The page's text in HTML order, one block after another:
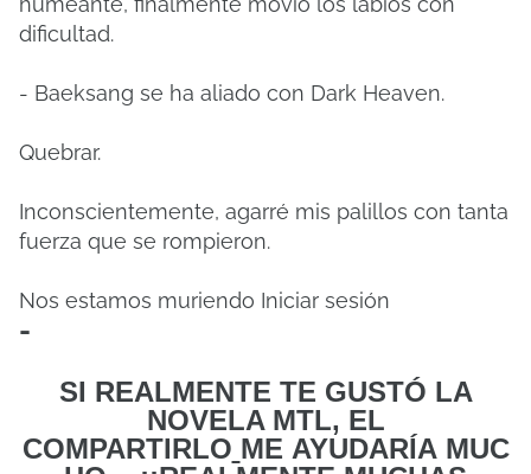
dificultad.
- Baeksang se ha aliado con Dark Heaven.
Quebrar.
Inconscientemente, agarré mis palillos con tanta
fuerza que se rompieron.
Nos estamos muriendo Iniciar sesión
-
SI REALMENTE TE GUSTÓ LA
NOVELA MTL, EL
COMPARTIRLO ME AYUDARÍA MUC